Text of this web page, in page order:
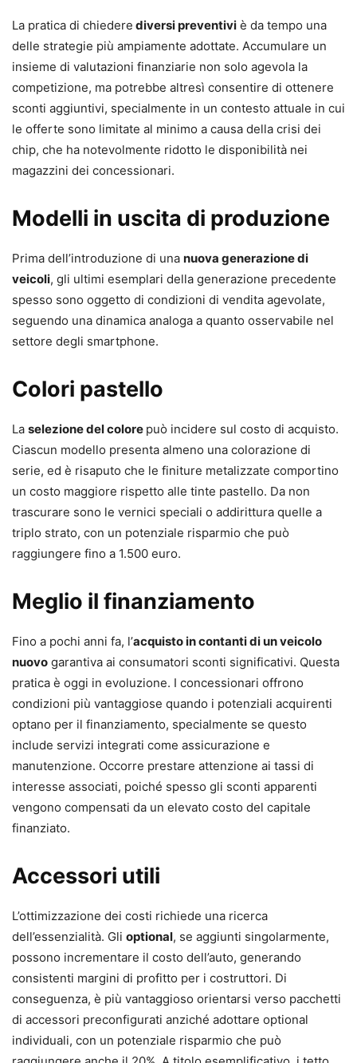
La pratica di chiedere diversi preventivi è da tempo una
delle strategie più ampiamente adottate. Accumulare un
insieme di valutazioni finanziarie non solo agevola la
competizione, ma potrebbe altresì consentire di ottenere
sconti aggiuntivi, specialmente in un contesto attuale in cui
le offerte sono limitate al minimo a causa della crisi dei
chip, che ha notevolmente ridotto le disponibilità nei
magazzini dei concessionari.
Modelli in uscita di produzione
Prima dell’introduzione di una nuova generazione di
veicoli, gli ultimi esemplari della generazione precedente
spesso sono oggetto di condizioni di vendita agevolate,
seguendo una dinamica analoga a quanto osservabile nel
settore degli smartphone.
Colori pastello
La selezione del colore può incidere sul costo di acquisto.
Ciascun modello presenta almeno una colorazione di
serie, ed è risaputo che le finiture metalizzate comportino
un costo maggiore rispetto alle tinte pastello. Da non
trascurare sono le vernici speciali o addirittura quelle a
triplo strato, con un potenziale risparmio che può
raggiungere fino a 1.500 euro.
Meglio il finanziamento
Fino a pochi anni fa, l’acquisto in contanti di un veicolo
nuovo garantiva ai consumatori sconti significativi. Questa
pratica è oggi in evoluzione. I concessionari offrono
condizioni più vantaggiose quando i potenziali acquirenti
optano per il finanziamento, specialmente se questo
include servizi integrati come assicurazione e
manutenzione. Occorre prestare attenzione ai tassi di
interesse associati, poiché spesso gli sconti apparenti
vengono compensati da un elevato costo del capitale
finanziato.
Accessori utili
L’ottimizzazione dei costi richiede una ricerca
dell’essenzialità. Gli optional, se aggiunti singolarmente,
possono incrementare il costo dell’auto, generando
consistenti margini di profitto per i costruttori. Di
conseguenza, è più vantaggioso orientarsi verso pacchetti
di accessori preconfigurati anziché adottare optional
individuali, con un potenziale risparmio che può